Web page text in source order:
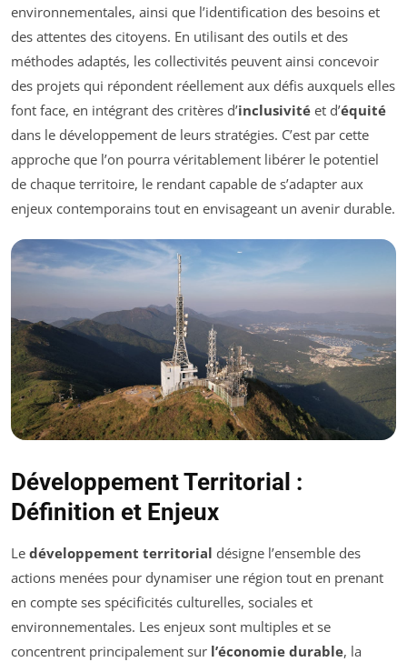
environnementales, ainsi que l’identification des besoins et
des attentes des citoyens. En utilisant des outils et des
méthodes adaptés, les collectivités peuvent ainsi concevoir
des projets qui répondent réellement aux défis auxquels elles
font face, en intégrant des critères d’inclusivité et d’équité
dans le développement de leurs stratégies. C’est par cette
approche que l’on pourra véritablement libérer le potentiel
de chaque territoire, le rendant capable de s’adapter aux
enjeux contemporains tout en envisageant un avenir durable.
Développement Territorial :
Définition et Enjeux
Le développement territorial désigne l’ensemble des
actions menées pour dynamiser une région tout en prenant
en compte ses spécificités culturelles, sociales et
environnementales. Les enjeux sont multiples et se
concentrent principalement sur l’économie durable, la